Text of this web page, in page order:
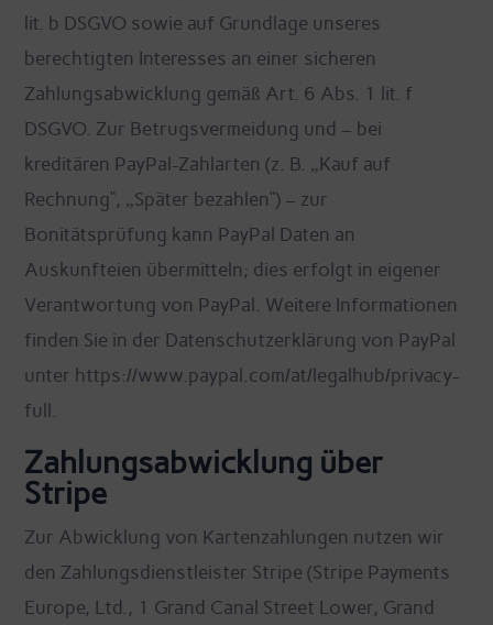
lit. b DSGVO sowie auf Grundlage unseres
berechtigten Interesses an einer sicheren
Zahlungsabwicklung gemäß Art. 6 Abs. 1 lit. f
DSGVO. Zur Betrugsvermeidung und – bei
kreditären PayPal-Zahlarten (z. B. „Kauf auf
Rechnung“, „Später bezahlen“) – zur
Bonitätsprüfung kann PayPal Daten an
Auskunfteien übermitteln; dies erfolgt in eigener
Verantwortung von PayPal. Weitere Informationen
finden Sie in der Datenschutzerklärung von PayPal
unter https://www.paypal.com/at/legalhub/privacy-
full.
Zahlungsabwicklung über
Stripe
Zur Abwicklung von Kartenzahlungen nutzen wir
den Zahlungsdienstleister Stripe (Stripe Payments
Europe, Ltd., 1 Grand Canal Street Lower, Grand